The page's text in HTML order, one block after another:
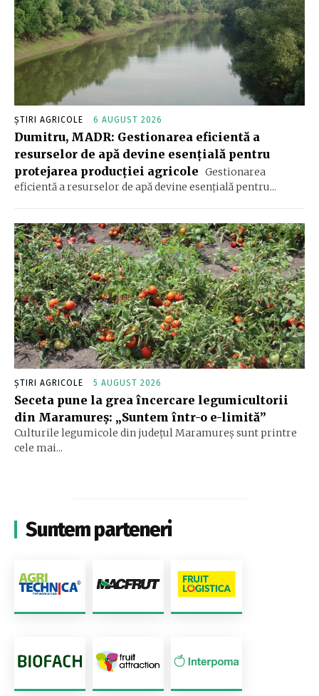
ȘTIRI AGRICOLE 6 AUGUST 2026
Dumitru, MADR: Gestionarea eficientă a
resurselor de apă devine esenţială pentru
protejarea producţiei agricole Gestionarea
eficientă a resurselor de apă devine esenţială pentru...
ȘTIRI AGRICOLE 5 AUGUST 2026
Seceta pune la grea încercare legumicultorii
din Maramureș: „Suntem într-o e-limită”
Culturile legumicole din județul Maramureș sunt printre
cele mai...
Suntem parteneri